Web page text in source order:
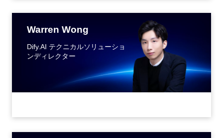
Warren Wong
Dify.AI テクニカルソリューショ
ンディレクター